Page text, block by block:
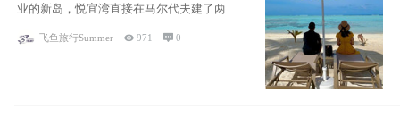
业的新岛，悦宜湾直接在马尔代夫建了两
飞鱼旅行Summer 971 0